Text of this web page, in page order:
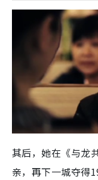
其后，她在《与龙
亲，再下一城夺得